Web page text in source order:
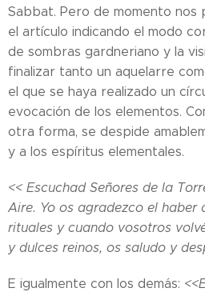
Sabbat. Pero de momento nos
el artículo indicando el modo
de sombras gardneriano y la
finalizar tanto un aquelarre
el que se haya realizado un
evocación de los elementos.
otra forma, se despide
y a los espíritus elementales.
<< Escuchad Señores de la
Aire. Yo os agradezco el haber
rituales y cuando vosotros
y dulces reinos, os saludo y
E igualmente con los demás: